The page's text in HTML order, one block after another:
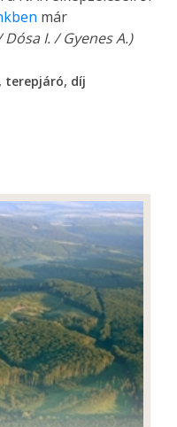
már
Dósa I. / Gyenes A.)
, terepjáró, díj